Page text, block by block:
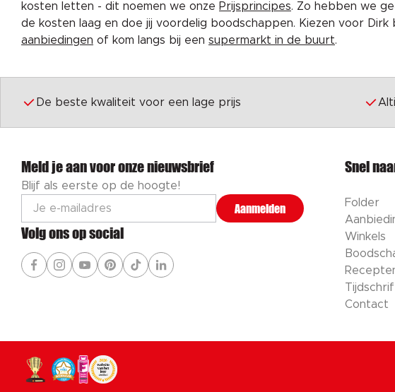
kosten letten - dit noemen we onze Prijsprincipes. Zo hebben we
de kosten laag en doe jij voordelig boodschappen. Kiezen voor
aanbiedingen of kom langs bij een supermarkt in de buurt.
De beste kwaliteit voor een lage prijs
Meld je aan voor onze nieuwsbrief
Blijf als eerste op de hoogte!
Aanmelden
Volg ons op social
Snel
Folder
Winkels
Contact